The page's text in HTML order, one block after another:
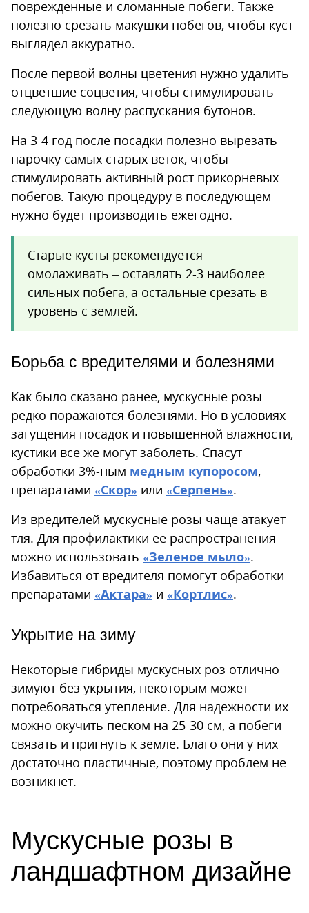
поврежденные и сломанные побеги. Также
полезно срезать макушки побегов, чтобы куст
выглядел аккуратно.
После первой волны цветения нужно удалить
отцветшие соцветия, чтобы стимулировать
следующую волну распускания бутонов.
На 3-4 год после посадки полезно вырезать
парочку самых старых веток, чтобы
стимулировать активный рост прикорневых
побегов. Такую процедуру в последующем
нужно будет производить ежегодно.
Старые кусты рекомендуется
омолаживать – оставлять 2-3 наиболее
сильных побега, а остальные срезать в
уровень с землей.
Борьба с вредителями и болезнями
Как было сказано ранее, мускусные розы
редко поражаются болезнями. Но в условиях
загущения посадок и повышенной влажности,
кустики все же могут заболеть. Спасут
обработки 3%-ным медным купоросом,
препаратами «Скор» или «Серпень».
Из вредителей мускусные розы чаще атакует
тля. Для профилактики ее распространения
можно использовать «Зеленое мыло».
Избавиться от вредителя помогут обработки
препаратами «Актара» и «Кортлис».
Укрытие на зиму
Некоторые гибриды мускусных роз отлично
зимуют без укрытия, некоторым может
потребоваться утепление. Для надежности их
можно окучить песком на 25-30 см, а побеги
связать и пригнуть к земле. Благо они у них
достаточно пластичные, поэтому проблем не
возникнет.
Мускусные розы в
ландшафтном дизайне